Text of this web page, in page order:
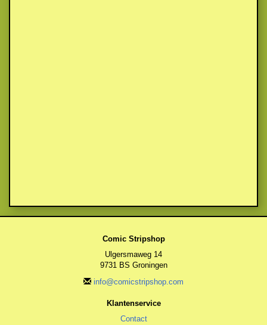
Comic Stripshop
Ulgersmaweg 14
9731 BS Groningen
info@comicstripshop.com
Klantenservice
Contact